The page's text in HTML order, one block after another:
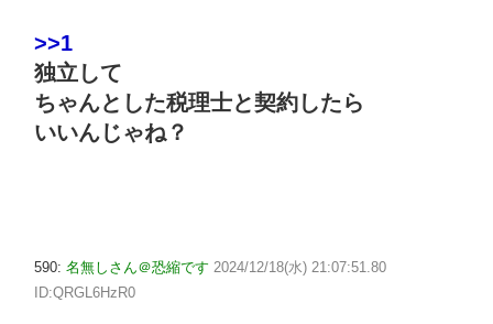
>>1
独立して
ちゃんとした税理士と契約したら
いいんじゃね？
590: 名無しさん＠恐縮です 2024/12/18(水) 21:07:51.80
ID:QRGL6HzR0